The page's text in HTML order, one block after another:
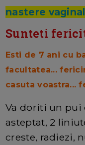
nastere
Sunteti
Esti de 7 ani cu
facultatea...
casuta voastra...
Va doriti un pui
asteptat, 2
creste, radiezi,